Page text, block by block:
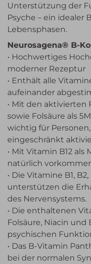
Unterstützung der
Psyche – ein idealer
Lebensphasen.
Neurosagena® B-
• Hochwertiges
moderner Rezeptur
• Enthält alle
aufeinander
• Mit den aktivierten
sowie Folsäure als
wichtig für
eingeschränkt
• Mit Vitamin B12 als
natürlich
• Die Vitamine B1,
unterstützen die
des Nervensystems.
• Die enthaltenen
Folsäure, Niacin
psychischen
• Das B-Vitamin
bei der normalen